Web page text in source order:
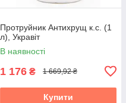
Протруйник Антихрущ к.с. (1
л), Укравіт
В наявності
1 176 ₴ 1 669,92 ₴
Купити